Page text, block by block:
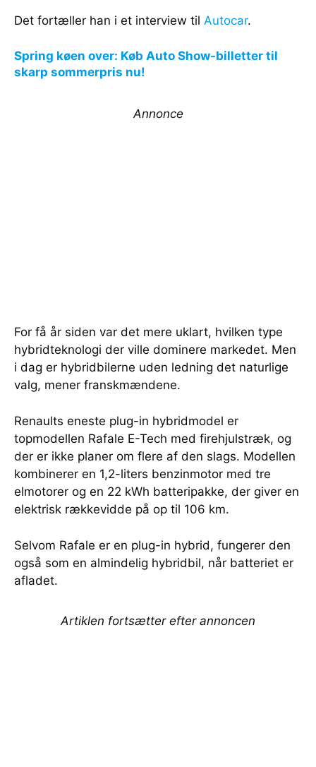
Det fortæller han i et interview til Autocar.
Spring køen over: Køb Auto Show-billetter til
skarp sommerpris nu!
Annonce
For få år siden var det mere uklart, hvilken type
hybridteknologi der ville dominere markedet. Men
i dag er hybridbilerne uden ledning det naturlige
valg, mener franskmændene.
Renaults eneste plug-in hybridmodel er
topmodellen Rafale E-Tech med firehjulstræk, og
der er ikke planer om flere af den slags. Modellen
kombinerer en 1,2-liters benzinmotor med tre
elmotorer og en 22 kWh batteripakke, der giver en
elektrisk rækkevidde på op til 106 km.
Selvom Rafale er en plug-in hybrid, fungerer den
også som en almindelig hybridbil, når batteriet er
afladet.
Artiklen fortsætter efter annoncen